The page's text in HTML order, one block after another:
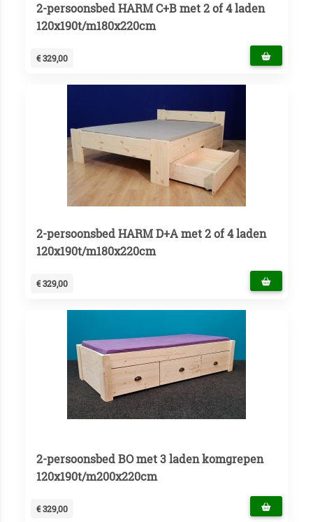
2-persoonsbed HARM C+B met 2 of 4 laden
120x190t/m180x220cm
€ 329,00
2-persoonsbed HARM D+A met 2 of 4 laden
120x190t/m180x220cm
€ 329,00
2-persoonsbed BO met 3 laden komgrepen
120x190t/m200x220cm
€ 329,00